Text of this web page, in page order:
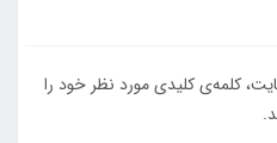
کلمه‌ی کلیدی مورد نظر خود را